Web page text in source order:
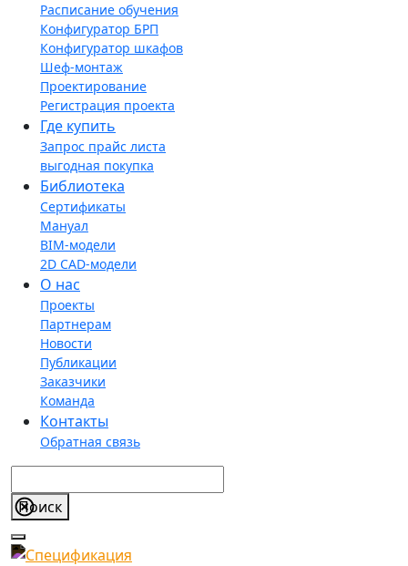
Расписание обучения
Конфигуратор БРП
Конфигуратор шкафов
Шеф-монтаж
Проектирование
Регистрация проекта
Где купить
Запрос прайс листа
выгодная покупка
Библиотека
Сертификаты
Мануал
BIM-модели
2D CAD-модели
О нас
Проекты
Партнерам
Новости
Публикации
Заказчики
Команда
Контакты
Обратная связь